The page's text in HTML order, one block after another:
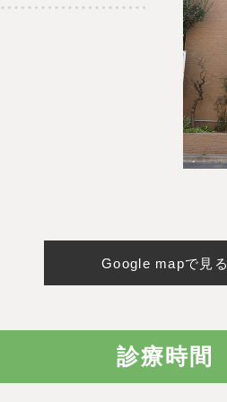
Google mapで見る
診療時間